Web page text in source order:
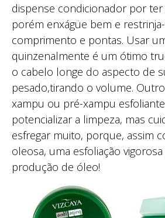
dispense condicionador por
porém enxágüe bem e
comprimento e pontas. Usar
quinzenalmente é um ótimo
o cabelo longe do aspecto de
pesado,tirando o volume.
xampu ou pré-xampu
potencializar a limpeza, mas
esfregar muito, porque, assim
oleosa, uma esfoliação
produção de óleo!